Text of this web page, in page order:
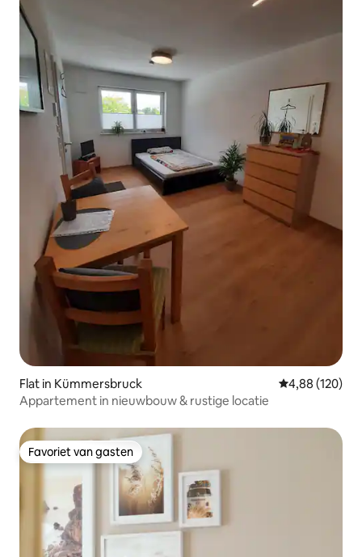
Flat in Kümmersbruck Gemiddelde
4,88 (120)
Appartement in nieuwbouw & rustige locatie
Favoriet van gasten
Favoriet van gasten